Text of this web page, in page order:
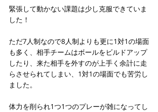
緊張して動かない課題は少し克服できていま
した！
ただ7人制なので8人制よりも更に1対1の場面
も多く、相手チームはボールをビルドアップ
したり、来た相手を外すのが上手く余計に走
らさせられてしまい、1対1の場面でも苦労し
ました。
体力を削られ1つ1つのプレーが雑になってし